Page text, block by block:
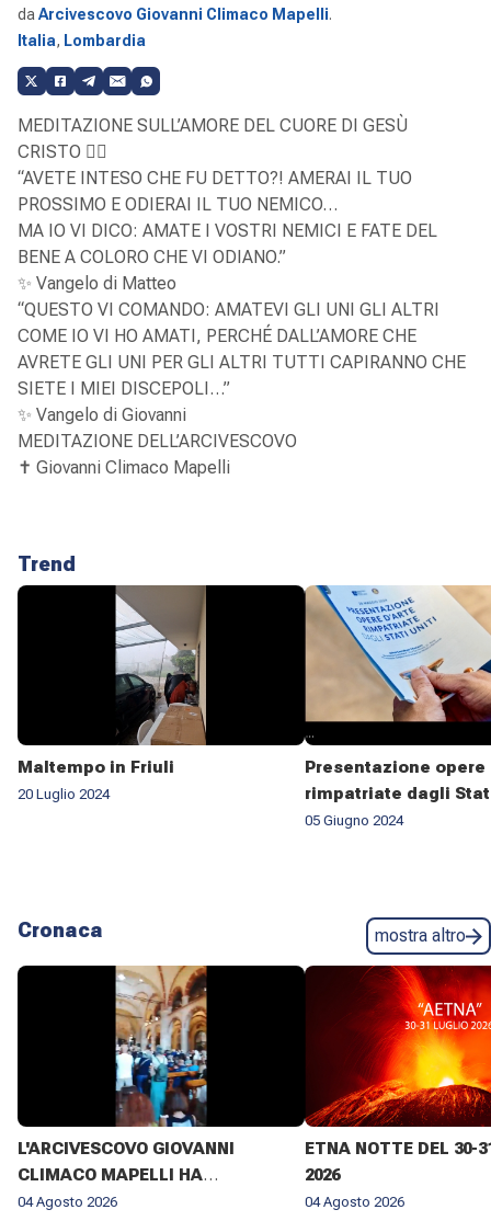
da Arcivescovo Giovanni Climaco Mapelli.
Italia, Lombardia
MEDITAZIONE SULL’AMORE DEL CUORE DI GESÙ
CRISTO ❤️‍🔥
“AVETE INTESO CHE FU DETTO?! AMERAI IL TUO
PROSSIMO E ODIERAI IL TUO NEMICO…
MA IO VI DICO: AMATE I VOSTRI NEMICI E FATE DEL
BENE A COLORO CHE VI ODIANO.”
✨ Vangelo di Matteo
“QUESTO VI COMANDO: AMATEVI GLI UNI GLI ALTRI
COME IO VI HO AMATI, PERCHÉ DALL’AMORE CHE
AVRETE GLI UNI PER GLI ALTRI TUTTI CAPIRANNO CHE
SIETE I MIEI DISCEPOLI…”
✨ Vangelo di Giovanni
MEDITAZIONE DELL’ARCIVESCOVO
✝️ Giovanni Climaco Mapelli
Trend
Maltempo in Friuli
20 Luglio 2024
Presentazione
rimpatriate dagli
05 Giugno 2024
Cronaca mostra altro
L'ARCIVESCOVO GIOVANNI
CLIMACO MAPELLI HA
PRESENZIATO AL FUNERALE DI
04 Agosto 2026
ETNA NOTTE DEL 30-
2026
04 Agosto 2026